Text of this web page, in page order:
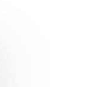
la notification du